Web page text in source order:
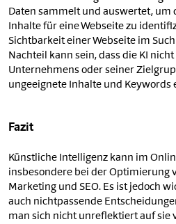
Daten sammelt und auswertet, um
Inhalte für eine Webseite zu
Sichtbarkeit einer Webseite im
Nachteil kann sein, dass die KI
Unternehmens oder seiner
ungeeignete Inhalte und Keywords
Fazit
Künstliche Intelligenz kann im
insbesondere bei der Optimierung
Marketing und SEO. Es ist jedoch
auch nichtpassende
man sich nicht unreflektiert auf sie